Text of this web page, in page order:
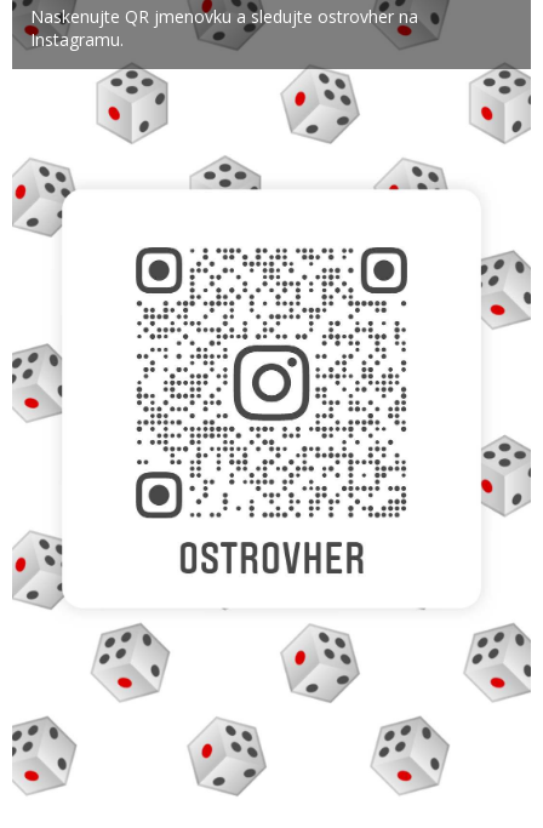
Naskenujte QR jmenovku a sledujte ostrovher na
Instagramu.